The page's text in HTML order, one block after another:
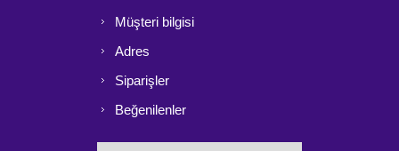
Müşteri bilgisi
Adres
Siparişler
Beğenilenler